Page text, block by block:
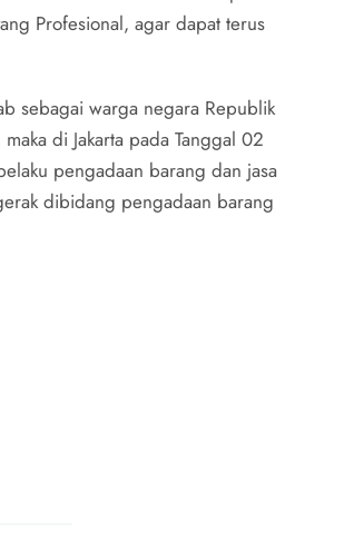
Profesional, agar dapat terus
sebagai warga negara Republik
di Jakarta pada Tanggal 02
pengadaan barang dan jasa
dibidang pengadaan barang